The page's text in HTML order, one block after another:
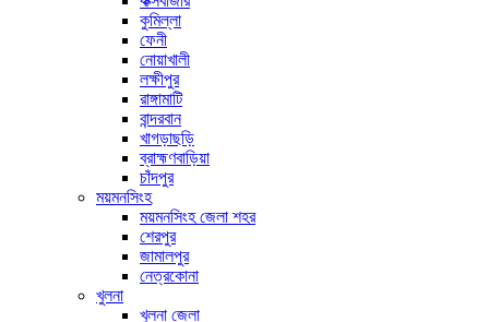
কুমিল্লা
ফেনী
নোয়াখালী
লক্ষীপুর
রাঙ্গামাটি
বান্দরবান
খাগড়াছড়ি
ব্রাহ্মণবাড়িয়া
চাঁদপুর
ময়মনসিংহ
ময়মনসিংহ জেলা শহর
শেরপুর
জামালপুর
নেত্রকোনা
খুলনা
খুলনা জেলা